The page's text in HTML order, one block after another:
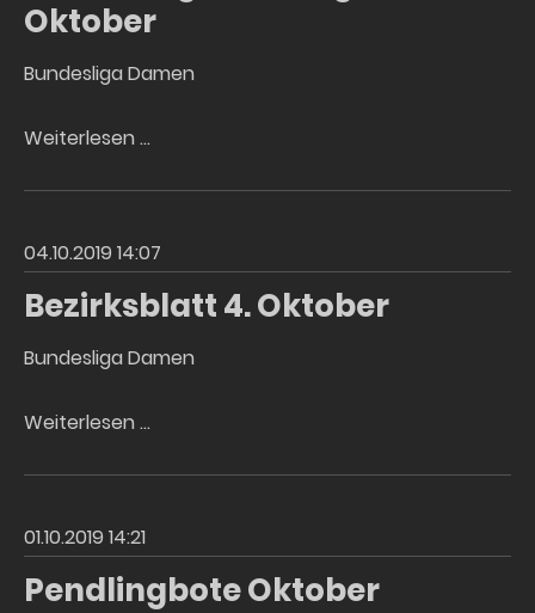
Oktober
Bundesliga Damen
Weiterlesen …
20.
04.10.2019 14:07
Bezirksblatt 4. Oktober
Bundesliga Damen
Weiterlesen …
Oktober
01.10.2019 14:21
Pendlingbote Oktober